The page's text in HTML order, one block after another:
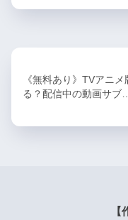
《無料あり》TVアニ
る？配信中の動画サブ…
【